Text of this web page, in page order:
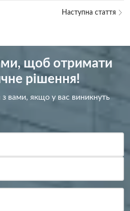
Наступна стаття
щоб отримати
рішення!
вами, якщо у вас виникнуть